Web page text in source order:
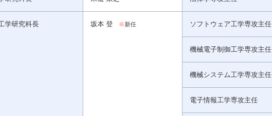
学研究科長 坂本 登 ※新任 ソフトウェア工学専攻主任
機械電子制御工学専攻主任
機械システム工学専攻主任
電子情報工学専攻主任